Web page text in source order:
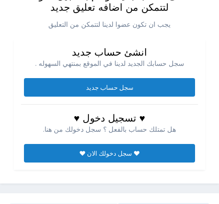
لتتمكن من اضافه تعليق جديد
يجب ان تكون عضوا لدينا لتتمكن من التعليق
انشئ حساب جديد
سجل حسابك الجديد لدينا في الموقع بمنتهي السهوله .
سجل حساب جديد
♥ تسجيل دخول ♥
هل تمتلك حساب بالفعل ؟ سجل دخولك من هنا.
♥ سجل دخولك الان ♥